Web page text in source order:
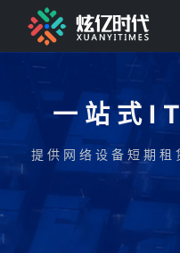
一站式
提供网络设备短期租